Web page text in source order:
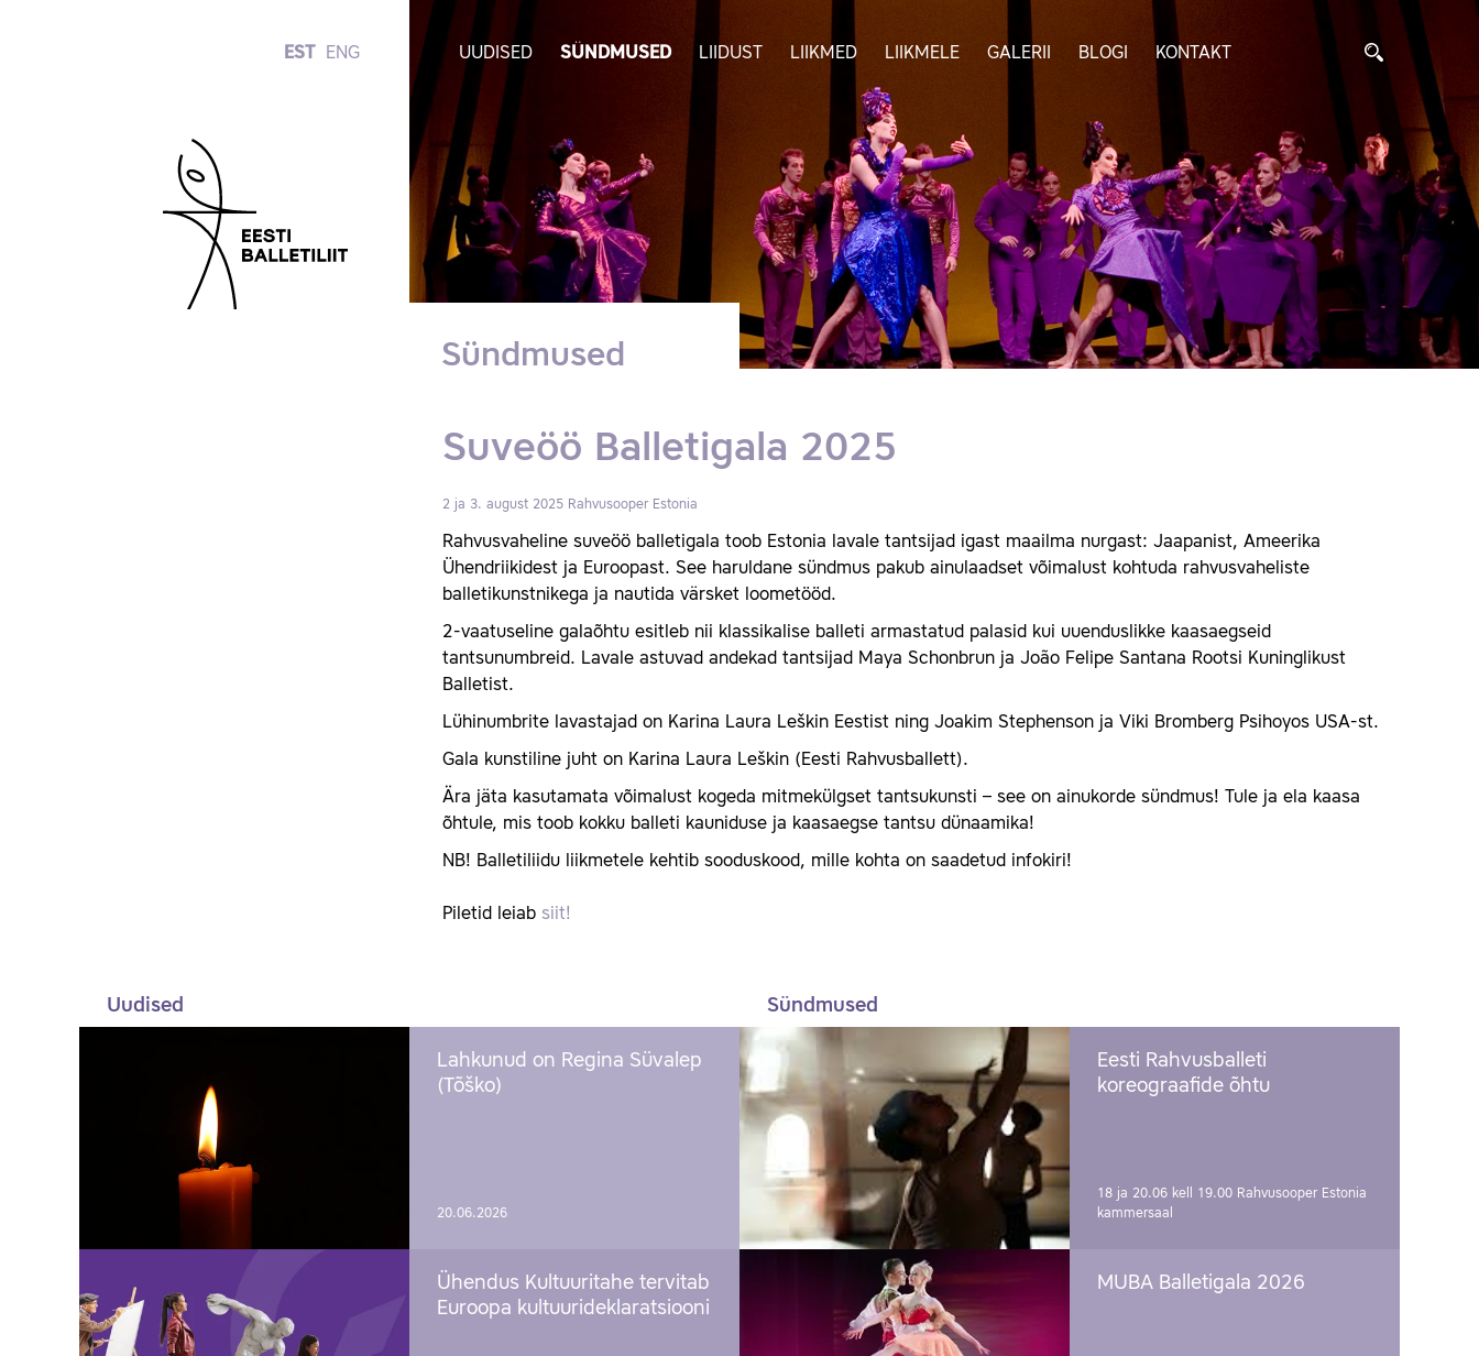
EST ENG UUDISED SÜNDMUSED LIIDUST LIIKMED LIIKMELE GALERII BLOGI KONTAKT
Sündmused
Suveöö Balletigala 2025
2 ja 3. august 2025 Rahvusooper Estonia
Rahvusvaheline suveöö balletigala toob Estonia lavale tantsijad igast maailma nurgast: Jaapanist, Ameerika
Ühendriikidest ja Euroopast. See haruldane sündmus pakub ainulaadset võimalust kohtuda rahvusvaheliste
balletikunstnikega ja nautida värsket loometööd.
2-vaatuseline galaõhtu esitleb nii klassikalise balleti armastatud palasid kui uuenduslikke kaasaegseid
tantsunumbreid. Lavale astuvad andekad tantsijad Maya Schonbrun ja João Felipe Santana Rootsi Kuninglikust
Balletist.
Lühinumbrite lavastajad on Karina Laura Leškin Eestist ning Joakim Stephenson ja Viki Bromberg Psihoyos USA-st.
Gala kunstiline juht on Karina Laura Leškin (Eesti Rahvusballett).
Ära jäta kasutamata võimalust kogeda mitmekülgset tantsukunsti – see on ainukorde sündmus! Tule ja ela kaasa
õhtule, mis toob kokku balleti kauniduse ja kaasaegse tantsu dünaamika!
NB! Balletiliidu liikmetele kehtib sooduskood, mille kohta on saadetud infokiri!
Piletid leiab siit!
Uudised
Lahkunud on Regina Süvalep
(Tõško)
20.06.2026
Ühendus Kultuuritahe tervitab
Euroopa kultuurideklaratsiooni
Sündmused
Eesti Rahvusballeti
koreograafide õhtu
18 ja 20.06 kell 19.00 Rahvusooper Estonia
kammersaal
MUBA Balletigala 2026